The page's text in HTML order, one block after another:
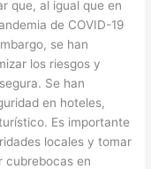
que, al igual que en
de COVID-19
se han
los riesgos y
Se han
en hoteles,
Es importante
locales y tomar
cubrebocas en